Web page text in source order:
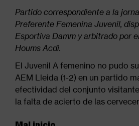
Partido correspondiente a la
Preferente Femenina Juvenil,
Esportiva Damm y arbitrado por
Houms Acdi.
El Juvenil A femenino no pudo
AEM Lleida (1-2) en un partido
efectividad del conjunto
la falta de acierto de las